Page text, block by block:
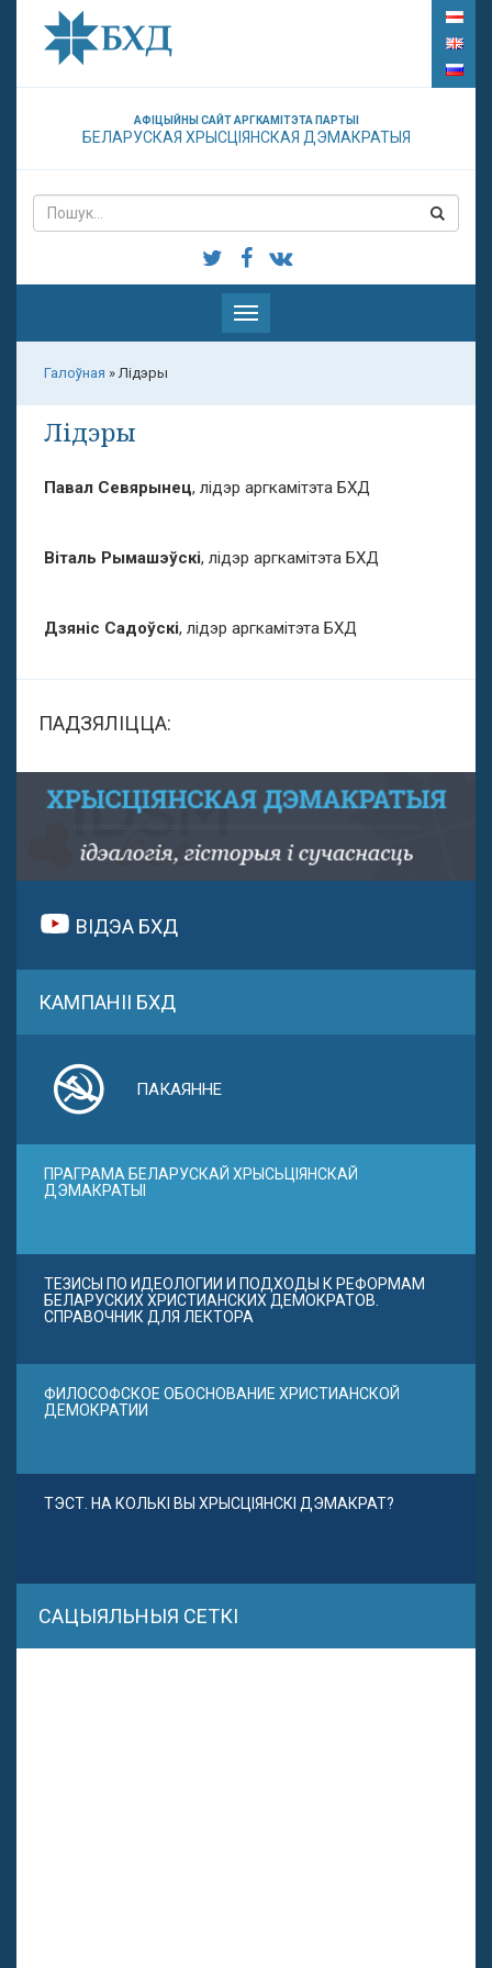
АФІЦЫЙНЫ САЙТ АРГКАМІТЭТА ПАРТЫІ
БЕЛАРУСКАЯ ХРЫСЦІЯНСКАЯ ДЭМАКРАТЫЯ
Паказаць
меню
Галоўная »Лідэры
Лідэры
Павал Севярынец, лідэр аргкамітэта БХД
Віталь Рымашэўскі, лідэр аргкамітэта БХД
Дзяніс Садоўскі, лідэр аргкамітэта БХД
ПАДЗЯЛІЦЦА:
ВІДЭА БХД
КАМПАНІІ БХД
ПАКАЯННЕ
ПРАГРАМА БЕЛАРУСКАЙ ХРЫСЬЦІЯНСКАЙ
ДЭМАКРАТЫІ
ТЕЗИСЫ ПО ИДЕОЛОГИИ И ПОДХОДЫ К РЕФОРМАМ
БЕЛАРУСКИХ ХРИСТИАНСКИХ ДЕМОКРАТОВ.
СПРАВОЧНИК ДЛЯ ЛЕКТОРА
ФИЛОСОФСКОЕ ОБОСНОВАНИЕ ХРИСТИАНСКОЙ
ДЕМОКРАТИИ
ТЭСТ. НА КОЛЬКІ ВЫ ХРЫСЦІЯНСКІ ДЭМАКРАТ?
САЦЫЯЛЬНЫЯ СЕТКІ